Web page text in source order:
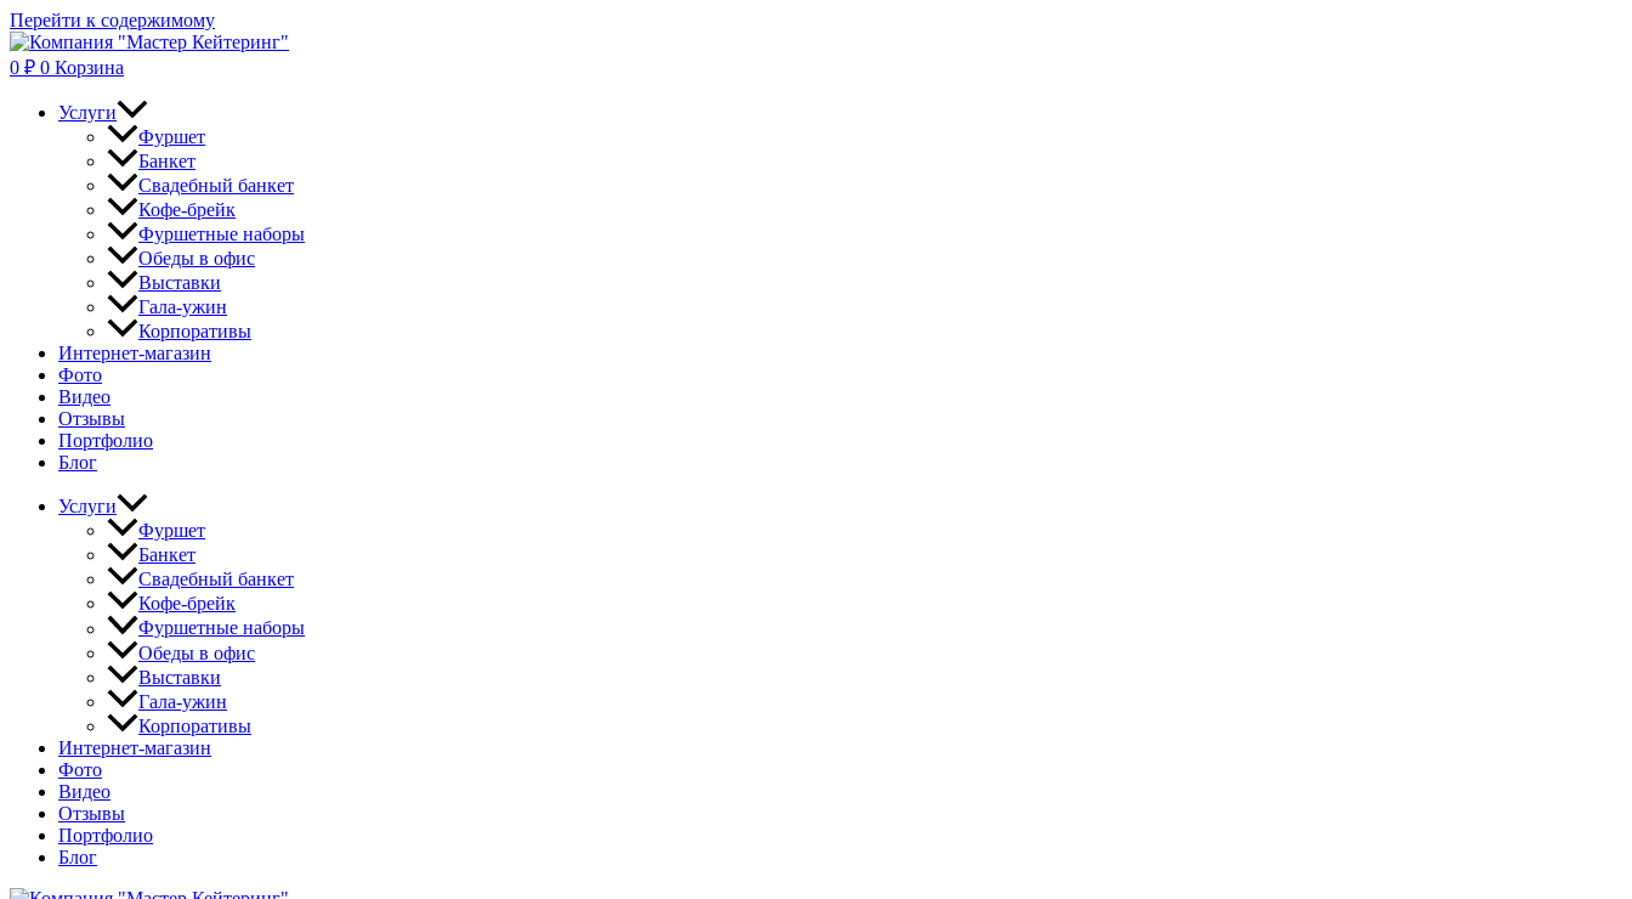
Перейти к содержимому
0 ₽ 0 Корзина
Услуги
Фуршет
Банкет
Свадебный банкет
Кофе-брейк
Фуршетные наборы
Обеды в офис
Выставки
Гала-ужин
Корпоративы
Интернет-магазин
Фото
Видео
Отзывы
Портфолио
Блог
Услуги
Фуршет
Банкет
Свадебный банкет
Кофе-брейк
Фуршетные наборы
Обеды в офис
Выставки
Гала-ужин
Корпоративы
Интернет-магазин
Фото
Видео
Отзывы
Портфолио
Блог